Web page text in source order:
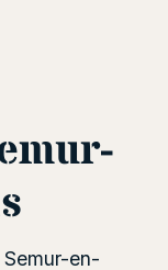
Semur-en-